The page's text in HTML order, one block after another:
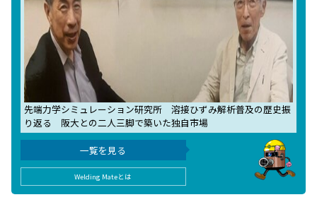
先端力学シミュレーション研究所 溶接ひずみ解析普及の歴史振
り返る 阪大との二人三脚で築いた独自市場
一覧を見る
Welding Mateとは